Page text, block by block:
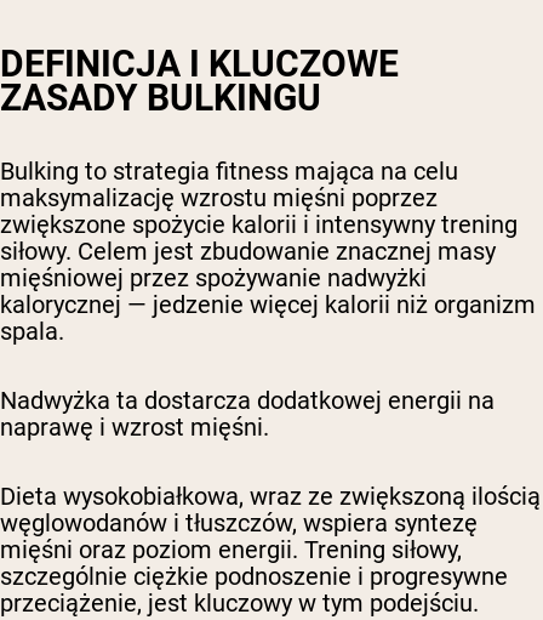
DEFINICJA I KLUCZOWE
ZASADY BULKINGU
Bulking to strategia fitness mająca na celu
maksymalizację wzrostu mięśni poprzez
zwiększone spożycie kalorii i intensywny trening
siłowy. Celem jest zbudowanie znacznej masy
mięśniowej przez spożywanie nadwyżki
kalorycznej — jedzenie więcej kalorii niż organizm
spala.
Nadwyżka ta dostarcza dodatkowej energii na
naprawę i wzrost mięśni.
Dieta wysokobiałkowa, wraz ze zwiększoną ilością
węglowodanów i tłuszczów, wspiera syntezę
mięśni oraz poziom energii. Trening siłowy,
szczególnie ciężkie podnoszenie i progresywne
przeciążenie, jest kluczowy w tym podejściu.